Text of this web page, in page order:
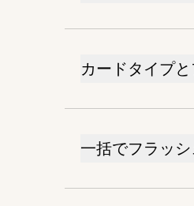
カードタイプ
一括でフラッ